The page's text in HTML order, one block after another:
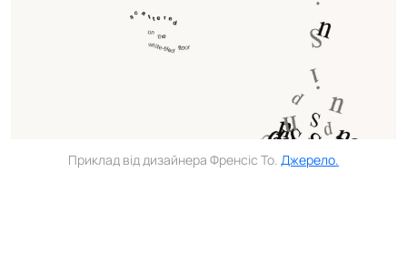
Приклад від дизайнера Френсіс То. Джерело.